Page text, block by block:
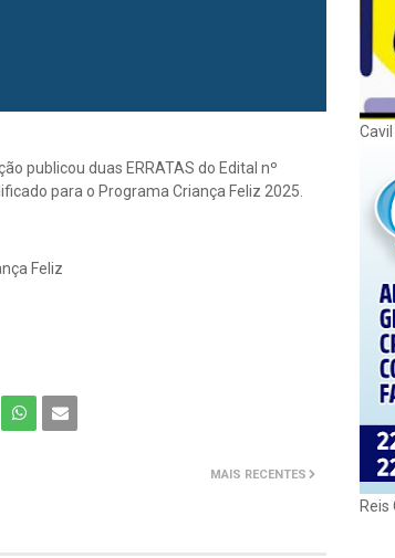
publicou duas ERRATAS do Edital nº
para o Programa Criança Feliz 2025.
Feliz
MAIS RECENTES
Cavil